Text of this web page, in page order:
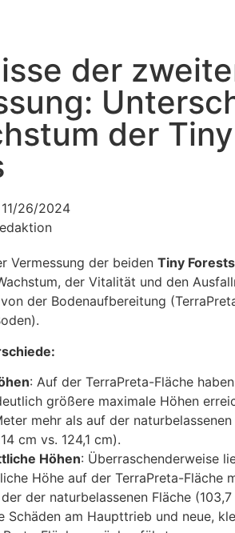
der
der Tiny
11/26/2024
Vermessung der beiden Tiny Forests
der Vitalität und den
der Bodenaufbereitung
: Auf der TerraPreta-Fläche
größere maximale Höhen
mehr als auf der naturbelassenen
cm vs. 124,1 cm).
Höhen: Überraschenderweise
Höhe auf der TerraPreta-Fläche
der naturbelassenen Fläche
Schäden am Haupttrieb und neue,